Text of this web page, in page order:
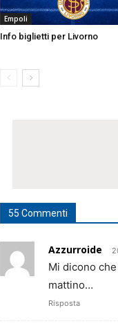
Empoli
Info biglietti per Livorno
55 Commenti
Azzurroide
Mi dicono
mattino…
Risposta